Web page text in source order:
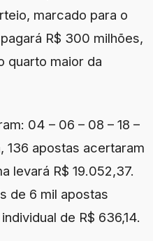
marcado para o
R$ 300 milhões,
quarto maior da
04 – 06 – 08 – 18 –
136 apostas acertaram
levará R$ 19.052,37.
de 6 mil apostas
de R$ 636,14.